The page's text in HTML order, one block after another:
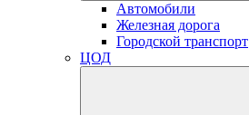
Автомобили
Железная дорога
Городской транспорт
ЦОД